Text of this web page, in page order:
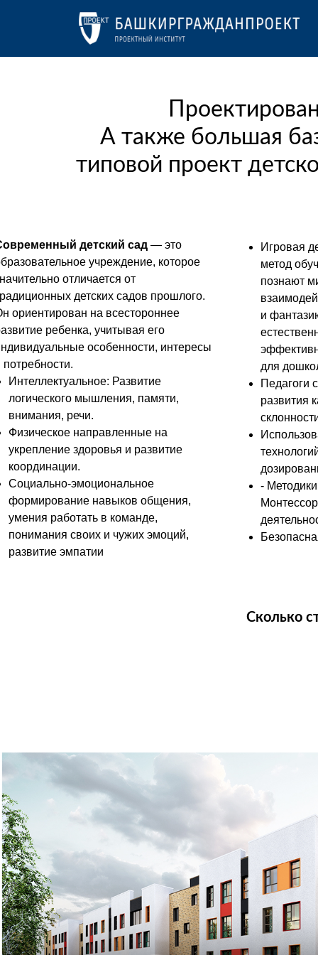
А также большая
типовой проект
детский сад — это
учреждение, которое
отличается от
детских садов прошлого.
ориентирован на всестороннее
ребенка, учитывая его
особенности, интересы
потребности.
Интеллектуальное: Развитие
логического мышления, памяти,
внимания, речи.
Физическое направленные на
укрепление здоровья и развитие
координации.
Социально-эмоциональное
формирование навыков общения,
умения работать в команде,
понимания своих и чужих эмоций,
развитие эмпатии
Игровая
метод
познают
и
для
Педагоги
развития
-
Сколько